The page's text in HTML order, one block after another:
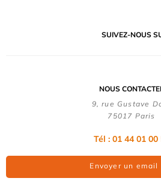
SUIVEZ-NOUS
NOUS
9, rue Gustave
75017 Paris
Tél : 01 44 01 00
Envoyer un email